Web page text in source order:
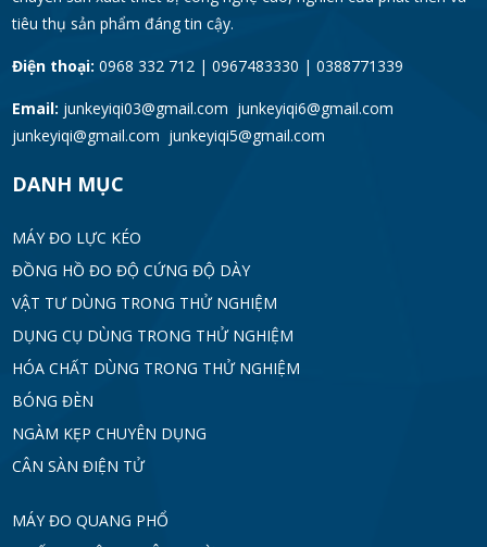
tiêu thụ sản phẩm đáng tin cậy.
Điện thoại: 0968 332 712 | 0967483330 | 0388771339
Email: junkeyiqi03@gmail.com junkeyiqi6@gmail.com
junkeyiqi@gmail.com junkeyiqi5@gmail.com
DANH MỤC
MÁY ĐO LỰC KÉO
ĐỒNG HỒ ĐO ĐỘ CỨNG ĐỘ DÀY
VẬT TƯ DÙNG TRONG THỬ NGHIỆM
DỤNG CỤ DÙNG TRONG THỬ NGHIỆM
HÓA CHẤT DÙNG TRONG THỬ NGHIỆM
BÓNG ĐÈN
NGÀM KẸP CHUYÊN DỤNG
CÂN SÀN ĐIỆN TỬ
MÁY ĐO QUANG PHỔ